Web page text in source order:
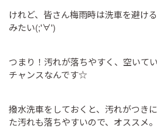
けれど、皆さん梅雨時は洗車を避け
みたい(;'∀')
つまり！汚れが落ちやすく、空いて
チャンスなんです☆
撥水洗車をしておくと、汚れがつき
た汚れも落ちやすいので、オススメ。